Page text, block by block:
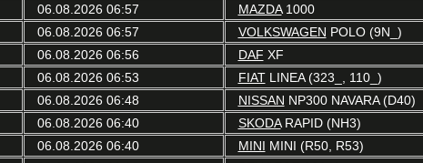
06.08.2026 06:57 MAZDA1000
06.08.2026 06:57 VOLKSWAGEN POLO (9N_)
06.08.2026 06:56 DAF XF
06.08.2026 06:53 FIATLINEA (323_, 110_)
06.08.2026 06:48 NISSAN NP300 NAVARA (D40)
06.08.2026 06:40 SKODARAPID (NH3)
06.08.2026 06:40 MINI MINI (R50, R53)